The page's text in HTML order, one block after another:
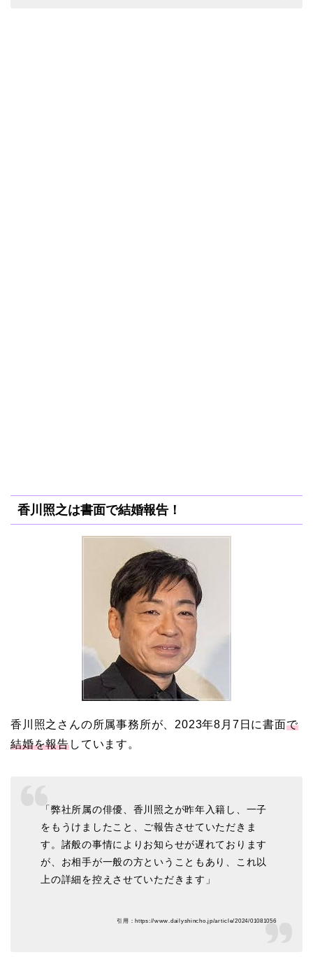
香川照之は書面で結婚報告！
香川照之さんの所属事務所が、2023年8月7日に書面で
結婚を報告しています。
「弊社所属の俳優、香川照之が昨年入籍し、一子
をもうけましたこと、ご報告させていただきま
す。諸般の事情によりお知らせが遅れております
が、お相手が一般の方ということもあり、これ以
上の詳細を控えさせていただきます」
引用：https://www.dailyshincho.jp/article/2024/01081056